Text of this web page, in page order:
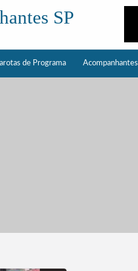
SP
de Programa Acompanhantes